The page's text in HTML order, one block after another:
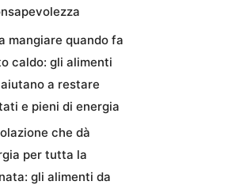
mangiare quando fa
caldo: gli alimenti
a restare
e pieni di energia
che dà
per tutta la
gli alimenti da